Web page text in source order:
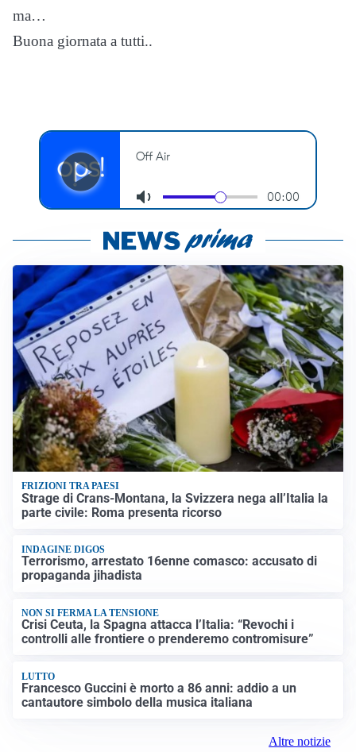
ma…
Buona giornata a tutti..
FRIZIONI TRA PAESI
Strage di Crans-Montana, la Svizzera nega all’Italia la
parte civile: Roma presenta ricorso
INDAGINE DIGOS
Terrorismo, arrestato 16enne comasco: accusato di
propaganda jihadista
NON SI FERMA LA TENSIONE
Crisi Ceuta, la Spagna attacca l’Italia: “Revochi i
controlli alle frontiere o prenderemo contromisure”
LUTTO
Francesco Guccini è morto a 86 anni: addio a un
cantautore simbolo della musica italiana
Altre notizie